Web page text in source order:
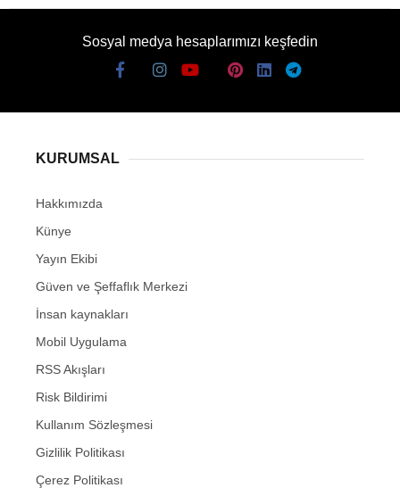
Sosyal medya hesaplarımızı keşfedin
KURUMSAL
Hakkımızda
Künye
Yayın Ekibi
Güven ve Şeffaflık Merkezi
İnsan kaynakları
Mobil Uygulama
RSS Akışları
Risk Bildirimi
Kullanım Sözleşmesi
Gizlilik Politikası
Çerez Politikası